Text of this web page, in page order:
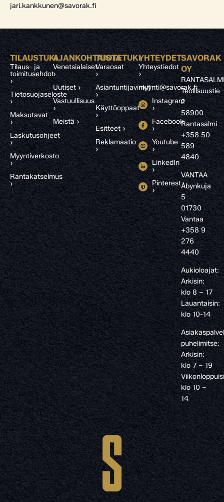
jari.kankkunen@savorak.fi
TILAUSTUKI
Tilaus- ja
toimitusehdot
›
Tietosuojaseloste
›
Maksutavat
›
Laskutusohjeet
›
Myyntiverkosto
›
Rantakatselmus
›
AJANKOHTAISTA
Venetsialaiset
›
Uutiset ›
Vastuullisuus
›
Meistä ›
TUOTETUKI
Varaosat
›
Asiantuntijavinkit
›
Käyttöoppaat
›
Esitteet ›
Reklamaatio
›
YHTEYDET
Yhteystiedot
›
myynti@savorak.fi
Instagram
›
Facebook
›
Youtube
›
LinkedIn
›
Pinterest
›
SAVORAK
OY
Teollisuustie
2
58900
Rantasalmi
+358 50
589
4840
VANTAA
Åbynkuja
5
01730
Vantaa
+358 9
276
4440
Aukioloajat:
Arkisin:
klo 8 – 17
Lauantaisin:
klo 10-14
puhelimitse:
Arkisin:
klo 7 – 19
klo 10 –
14